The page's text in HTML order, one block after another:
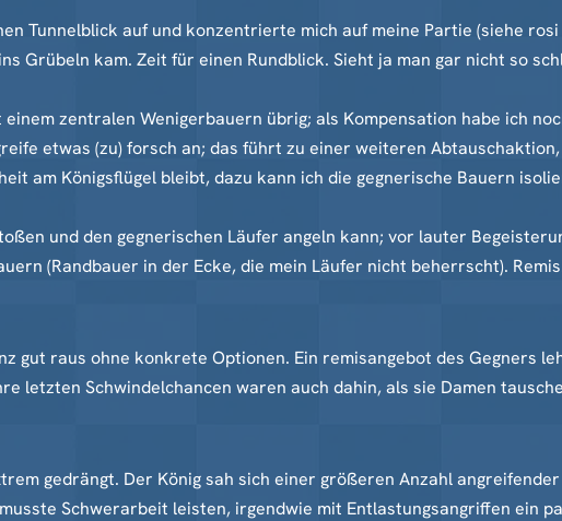
Tunnelblick auf und konzentrierte mich auf meine Partie (siehe rosi
Grübeln kam. Zeit für einen Rundblick. Sieht ja man gar nicht so
zentralen Wenigerbauern übrig; als Kompensation habe ich
etwas (zu) forsch an; das führt zu einer weiteren
am Königsflügel bleibt, dazu kann ich die gegnerische Bauern
und den gegnerischen Läufer angeln kann; vor lauter
(Randbauer in der Ecke, die mein Läufer nicht beherrscht).
gut raus ohne konkrete Optionen. Ein remisangebot des Gegners
letzten Schwindelchancen waren auch dahin, als sie Damen
gedrängt. Der König sah sich einer größeren Anzahl
Schwerarbeit leisten, irgendwie mit Entlastungsangriffen ein